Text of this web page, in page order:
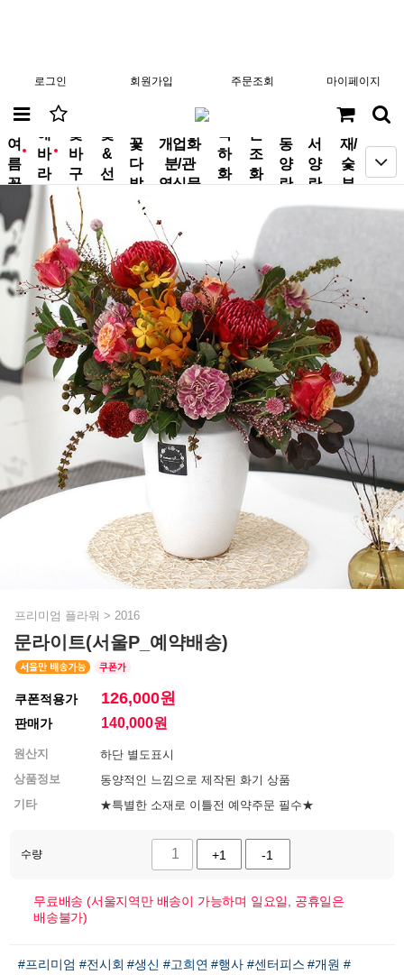
로그인 회원가입 주문조회 마이페이지
new
여
름
꽃
new
해
바
라
기
꽃
바
구
니
꽃
&
선
꽃
다
발
개업화
분/관
엽식물
축
하
화
근
조
화
동
양
란
서
양
란
분
재/
숯
부
작
프리미엄 플라워 > 2016
문라이트(서울P_예약배송)
쿠폰적용가 126,000원
판매가 140,000원
원산지
하단 별도표시
상품정보
동양적인 느낌으로 제작된 화기 상품
기타
★특별한 소재로 이틀전 예약주문 필수★
수량 +1 -1
무료배송 (서울지역만 배송이 가능하며 일요일, 공휴일은
배송불가)
#프리미엄 #전시회 #생신 #고희연 #행사 #센터피스 #개원 #